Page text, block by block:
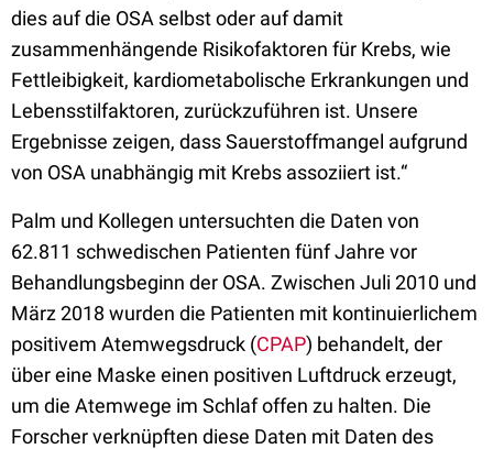
dies auf die OSA selbst oder auf damit
zusammenhängende Risikofaktoren für Krebs, wie
Fettleibigkeit, kardiometabolische Erkrankungen und
Lebensstilfaktoren, zurückzuführen ist. Unsere
Ergebnisse zeigen, dass Sauerstoffmangel aufgrund
von OSA unabhängig mit Krebs assoziiert ist.“
Palm und Kollegen untersuchten die Daten von
62.811 schwedischen Patienten fünf Jahre vor
Behandlungsbeginn der OSA. Zwischen Juli 2010 und
März 2018 wurden die Patienten mit kontinuierlichem
positivem Atemwegsdruck (CPAP) behandelt, der
über eine Maske einen positiven Luftdruck erzeugt,
um die Atemwege im Schlaf offen zu halten. Die
Forscher verknüpften diese Daten mit Daten des